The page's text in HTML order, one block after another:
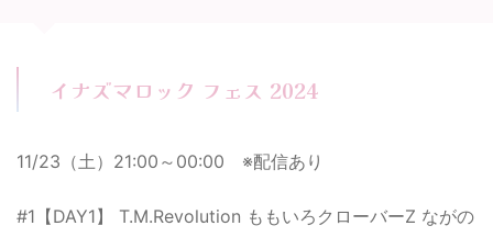
イナズマロック フェス 2024
11/23（土）21:00～00:00 ※配信あり
#1【DAY1】 T.M.Revolution ももいろクローバーZ ながの